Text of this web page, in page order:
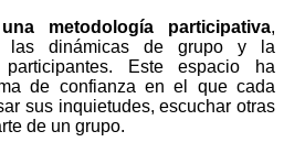
metodología participativa,
las dinámicas de grupo y la
Este espacio ha
de confianza en el que cada
sus inquietudes, escuchar otras
de un grupo.